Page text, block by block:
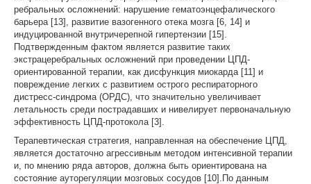
ребральных осложнений: нарушение гематоэнцефалического
барьера [13], развитие вазогенного отека мозга [6, 14] и
индуцированной внутричерепной гипертензии [15].
Подтвержденным фактом является развитие таких
экстрацеребральных осложнений при проведении ЦПД-
ориентированной терапии, как дисфункция миокарда [11] и
повреждение легких с развитием острого респираторного
дистресс-синдрома (ОРДС), что значительно увеличивает
летальность среди пострадавших и нивелирует первоначальную
эффективность ЦПД-протокола [3].
Терапевтическая стратегия, направленная на обеспечение ЦПД,
является достаточно агрессивным методом интенсивной терапии
и, по мнению ряда авторов, должна быть ориентирована на
состояние ауторегуляции мозговых сосудов [10].По данным